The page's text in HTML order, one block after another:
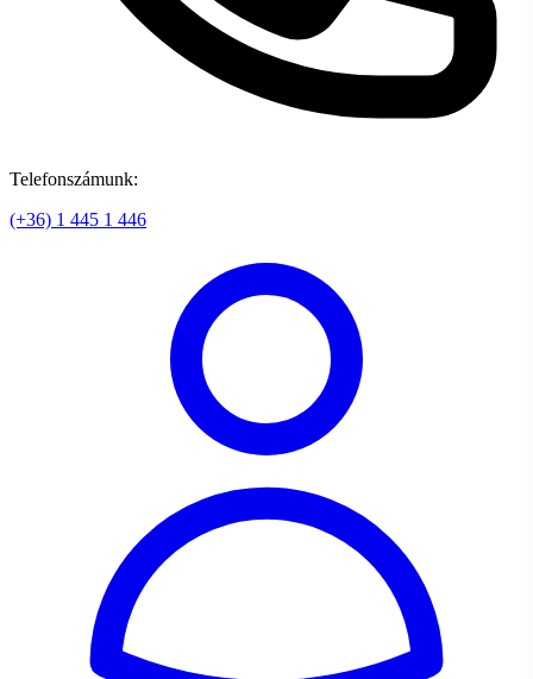
Telefonszámunk:
(+36) 1 445 1 446